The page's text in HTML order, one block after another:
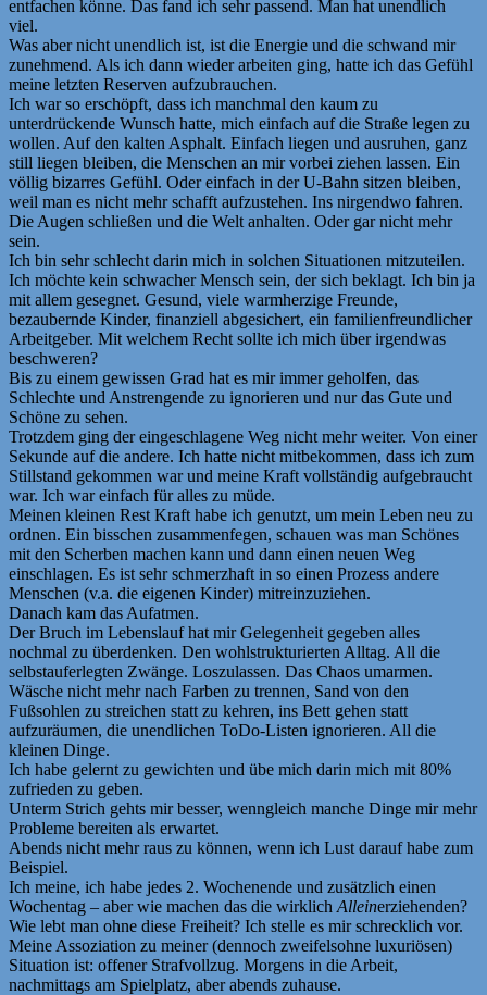
entfachen könne. Das fand ich sehr passend. Man hat unendlich
viel.
Was aber nicht unendlich ist, ist die Energie und die schwand mir
zunehmend. Als ich dann wieder arbeiten ging, hatte ich das Gefühl
meine letzten Reserven aufzubrauchen.
Ich war so erschöpft, dass ich manchmal den kaum zu
unterdrückende Wunsch hatte, mich einfach auf die Straße legen zu
wollen. Auf den kalten Asphalt. Einfach liegen und ausruhen, ganz
still liegen bleiben, die Menschen an mir vorbei ziehen lassen. Ein
völlig bizarres Gefühl. Oder einfach in der U-Bahn sitzen bleiben,
weil man es nicht mehr schafft aufzustehen. Ins nirgendwo fahren.
Die Augen schließen und die Welt anhalten. Oder gar nicht mehr
sein.
Ich bin sehr schlecht darin mich in solchen Situationen mitzuteilen.
Ich möchte kein schwacher Mensch sein, der sich beklagt. Ich bin ja
mit allem gesegnet. Gesund, viele warmherzige Freunde,
bezaubernde Kinder, finanziell abgesichert, ein familienfreundlicher
Arbeitgeber. Mit welchem Recht sollte ich mich über irgendwas
beschweren?
Bis zu einem gewissen Grad hat es mir immer geholfen, das
Schlechte und Anstrengende zu ignorieren und nur das Gute und
Schöne zu sehen.
Trotzdem ging der eingeschlagene Weg nicht mehr weiter. Von einer
Sekunde auf die andere. Ich hatte nicht mitbekommen, dass ich zum
Stillstand gekommen war und meine Kraft vollständig aufgebraucht
war. Ich war einfach für alles zu müde.
Meinen kleinen Rest Kraft habe ich genutzt, um mein Leben neu zu
ordnen. Ein bisschen zusammenfegen, schauen was man Schönes
mit den Scherben machen kann und dann einen neuen Weg
einschlagen. Es ist sehr schmerzhaft in so einen Prozess andere
Menschen (v.a. die eigenen Kinder) mitreinzuziehen.
Danach kam das Aufatmen.
Der Bruch im Lebenslauf hat mir Gelegenheit gegeben alles
nochmal zu überdenken. Den wohlstrukturierten Alltag. All die
selbstauferlegten Zwänge. Loszulassen. Das Chaos umarmen.
Wäsche nicht mehr nach Farben zu trennen, Sand von den
Fußsohlen zu streichen statt zu kehren, ins Bett gehen statt
aufzuräumen, die unendlichen ToDo-Listen ignorieren. All die
kleinen Dinge.
Ich habe gelernt zu gewichten und übe mich darin mich mit 80%
zufrieden zu geben.
Unterm Strich gehts mir besser, wenngleich manche Dinge mir mehr
Probleme bereiten als erwartet.
Abends nicht mehr raus zu können, wenn ich Lust darauf habe zum
Beispiel.
Ich meine, ich habe jedes 2. Wochenende und zusätzlich einen
Wochentag – aber wie machen das die wirklich Alleinerziehenden?
Wie lebt man ohne diese Freiheit? Ich stelle es mir schrecklich vor.
Meine Assoziation zu meiner (dennoch zweifelsohne luxuriösen)
Situation ist: offener Strafvollzug. Morgens in die Arbeit,
nachmittags am Spielplatz, aber abends zuhause.